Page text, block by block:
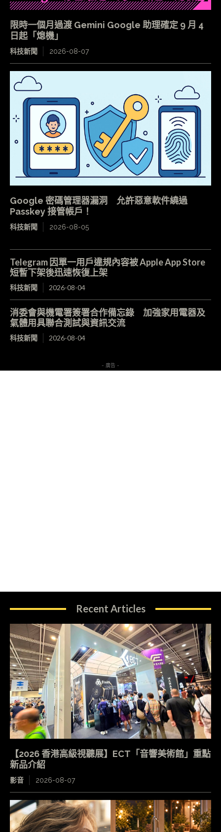
限時一個月過渡 Gemini Google 助理確定 9 月 4
日起「熄機」
科技新聞 2026-08-07
Google 密碼管理器漏洞 允許惡意軟件繞過
Passkey 接管帳戶！
科技新聞 2026-08-05
Telegram 因單一用戶違規內容被 Apple App Store
短暫下架後迅速恢復上架
科技新聞 2026-08-04
消委會與機電署簽署合作備忘錄 加強家用電器及
氣體用具聯合測試與資訊交流
科技新聞 2026-08-04
- 廣告 -
Recent Articles
【2026 香港高級視聽展】ECT「音響美術館」重點
新品介紹
影音 2026-08-07